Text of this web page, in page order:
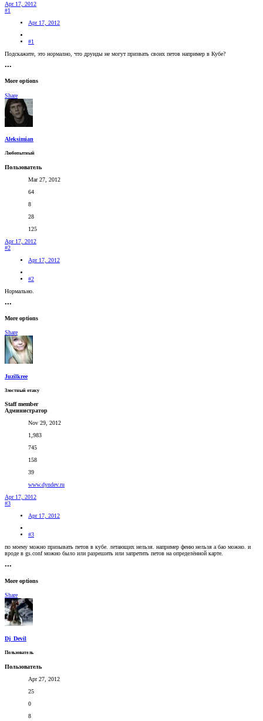
Apr 17, 2012
#1
Apr 17, 2012
#1
Подскажите, это нормално, что друиды не могут призвать своих петов например в Кубе?
•••
More options
Share
Aleksimian
Любопытный
Пользователь
Mar 27, 2012
64
8
28
125
Apr 17, 2012
#2
Apr 17, 2012
#2
Нормально.
•••
More options
Share
Juzilkree
Злостный отаку
Staff member
Администратор
Nov 29, 2012
1,983
745
158
39
www.dyndev.ru
Apr 17, 2012
#3
Apr 17, 2012
#3
по моему можно призывать петов в кубе. летающих нельзя. например феню нельзя а бао можно. и
вроде в gs.conf можно было или разрешить или запретить петов на определённой карте.
•••
More options
Share
Dj_Devil
Пользователь
Пользователь
Apr 27, 2012
25
0
8